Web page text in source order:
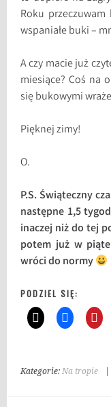
Roku przeczuwam
wspaniałe buki –
A czy macie już
miesiące? Coś na
się bukowymi
Pięknej zimy!
O.
P.S. Świąteczny
następne 1,5
inaczej niż do tej
potem już w
wróci do normy
PODZIEL SIĘ:
Kategorie:Na tropie